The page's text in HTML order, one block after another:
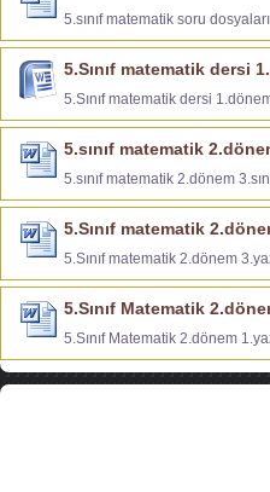
5.sınıf matematik soru dosyaları
5.Sınıf matematik dersi
5.Sınıf matematik dersi
5.sınıf matematik
5.sınıf matematik 2.dönem
5.Sınıf matematik
5.Sınıf matematik 2.dönem
5.Sınıf Matematik
5.Sınıf Matematik 2.dönem